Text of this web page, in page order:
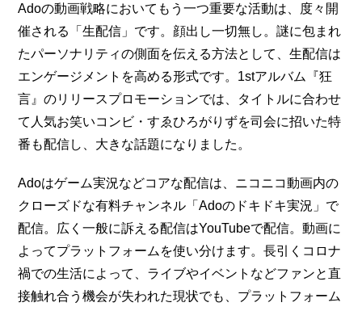
Adoの動画戦略においてもう一つ重要な活動は、度々開
催される「生配信」です。顔出し一切無し。謎に包まれ
たパーソナリティの側面を伝える方法として、生配信は
エンゲージメントを高める形式です。1stアルバム『狂
言』のリリースプロモーションでは、タイトルに合わせ
て人気お笑いコンビ・すゑひろがりずを司会に招いた特
番も配信し、大きな話題になりました。
Adoはゲーム実況などコアな配信は、ニコニコ動画内の
クローズドな有料チャンネル「Adoのドキドキ実況」で
配信。広く一般に訴える配信はYouTubeで配信。動画に
よってプラットフォームを使い分けます。長引くコロナ
禍での生活によって、ライブやイベントなどファンと直
接触れ合う機会が失われた現状でも、プラットフォーム